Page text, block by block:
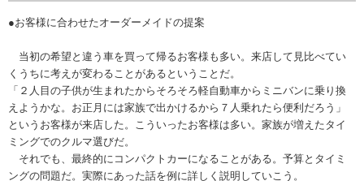
●お客様に合わせたオーダーメイドの提案
当初の希望と違う車を買って帰るお客様も多い。来店して見比べてい
くうちに考えが変わることがあるということだ。
「２人目の子供が生まれたからそろそろ軽自動車からミニバンに乗り換
えようかな。お正月には家族で出かけるから７人乗れたら便利だろう」
というお客様が来店した。こういったお客様は多い。家族が増えたタイ
ミングでのクルマ選びだ。
それでも、最終的にコンパクトカーになることがある。予算とタイミ
ングの問題だ。実際にあった話を例に詳しく説明していこう。